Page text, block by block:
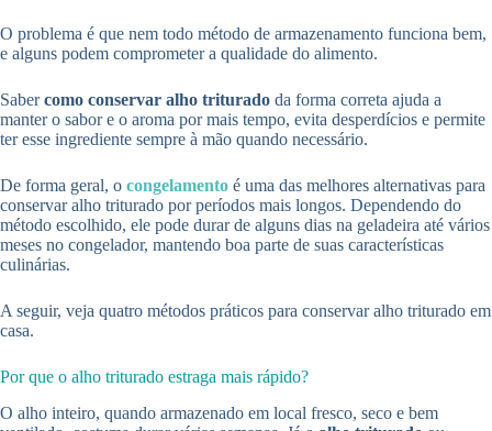
O problema é que nem todo método de armazenamento funciona bem,
e alguns podem comprometer a qualidade do alimento.
Sabercomo conservar alho triturado da forma correta ajuda a
manter o sabor e o aroma por mais tempo, evita desperdícios e permite
ter esse ingrediente sempre à mão quando necessário.
De forma geral, o congelamento é uma das melhores alternativas para
conservar alho triturado por períodos mais longos. Dependendo do
método escolhido, ele pode durar de alguns dias na geladeira até vários
meses no congelador, mantendo boa parte de suas características
culinárias.
A seguir, veja quatro métodos práticos para conservar alho triturado em
casa.
Por que o alho triturado estraga mais rápido?
O alho inteiro, quando armazenado em local fresco, seco e bem